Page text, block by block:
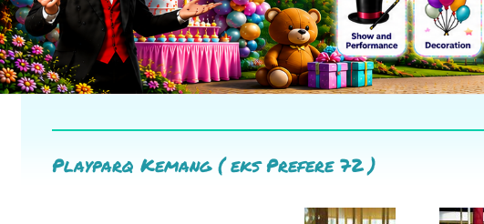
Playparq Kemang ( eks Prefere 72 )